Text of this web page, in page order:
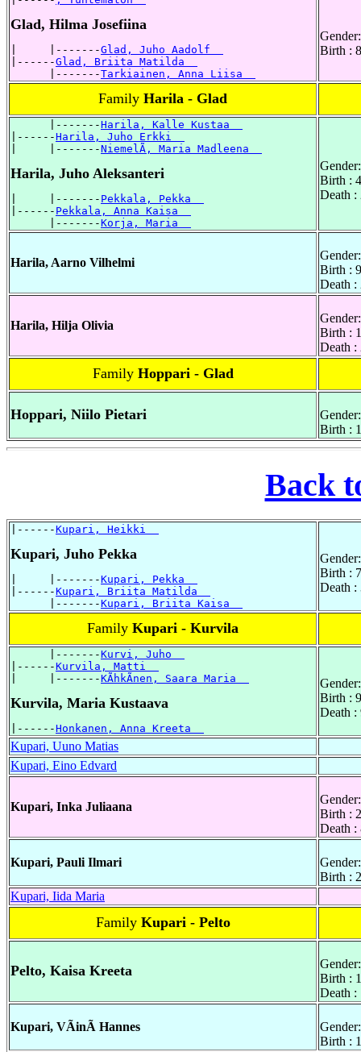
Glad, Hilma Josefiina
|     |-------Glad, Juho Aadolf
|------Glad, Briita Matilda
      |-------
Tarkiainen, Anna Liisa
Birth :
Family Harila - Glad
      |-------
Harila, Kalle Kustaa
|------Harila, Juho Erkki
|     |-------NiemelÃ, Maria Madleena
Harila, Juho Aleksanteri
|     |------- Pekkala, Pekka
|------ Pekkala, Anna Kaisa
      |-------
Korja, Maria
Birth :
Death :
Harila, Aarno Vilhelmi
Birth :
Death :
Harila, Hilja Olivia
Birth :
Death :
Family Hoppari - Glad
Hoppari, Niilo Pietari
Birth :
Back
|------Kupari, Heikki
Kupari, Juho Pekka
|     |-------Kupari, Pekka
|------Kupari, Briita Matilda
      |-------
Kupari, Briita Kaisa
Birth :
Death :
Family Kupari - Kurvila
      |-------
Kurvi, Juho
|------Kurvila, Matti
|     |-------KÃhkÃnen, Saara Maria
Kurvila, Maria Kustaava
|------Honkanen, Anna Kreeta
Birth :
Death :
Kupari, Uuno Matias
Kupari, Eino Edvard
Kupari, Inka Juliaana
Birth :
Death :
Kupari, Pauli Ilmari
Birth :
Kupari, Iida Maria
Family Kupari - Pelto
Pelto, Kaisa Kreeta
Birth :
Death :
Kupari, VÃinÃ Hannes
Birth :